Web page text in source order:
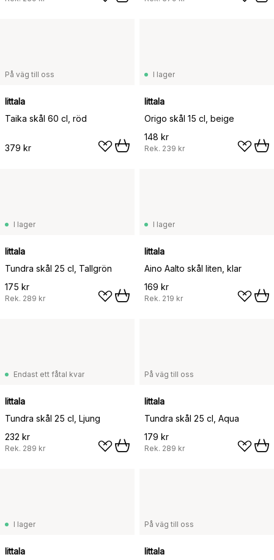
På väg till oss
Iittala
Taika skål 60 cl, röd
379 kr
I lager
Iittala
Origo skål 15 cl, beige
148 kr
Rek. 239 kr
I lager
Iittala
Tundra skål 25 cl, Tallgrön
175 kr
Rek. 289 kr
I lager
Iittala
Aino Aalto skål liten, klar
169 kr
Rek. 219 kr
Endast ett fåtal kvar
Iittala
Tundra skål 25 cl, Ljung
232 kr
Rek. 289 kr
På väg till oss
Iittala
Tundra skål 25 cl, Aqua
179 kr
Rek. 289 kr
I lager
Iittala
På väg till oss
Iittala